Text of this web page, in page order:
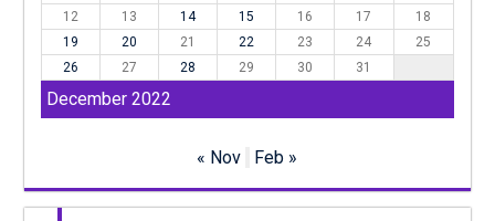
December 2022
12
13 14 15 16 17
18
19
20 21 22 23 24
25
26
27 28 29 30 31
« Nov Feb »